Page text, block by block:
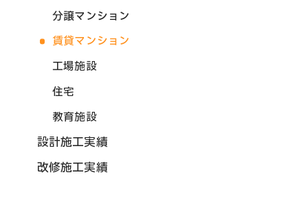
分譲マンション
賃貸マンション
工場施設
住宅
教育施設
設計施工実績
改修施工実績